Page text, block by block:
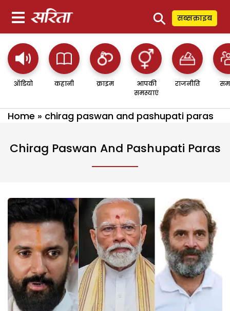
⚲ सब्सक्राइब
ऑडियो कहानी क्राइम
आपकी
समस्याएं
राजनीति
Home » chirag paswan and pashupati paras
Chirag Paswan And Pashupati Paras